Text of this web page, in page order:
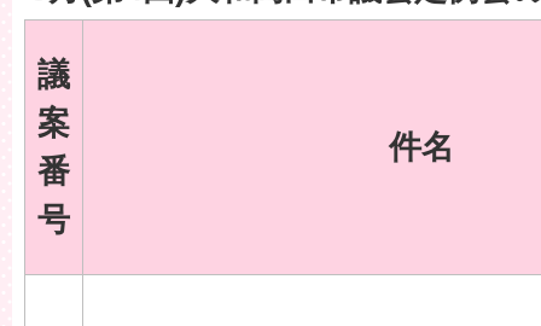
議
案
番
号
件名